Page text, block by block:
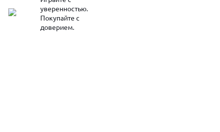
уверенностью.
Покупайте с
доверием.